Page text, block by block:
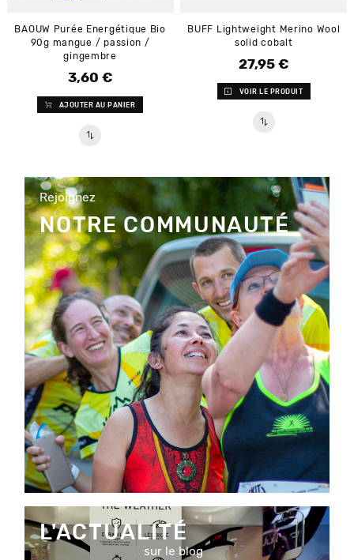
BAOUW Purée Energétique Bio
90g mangue / passion /
gingembre
Prix
3,60 €
AJOUTER AU PANIER
BUFF Lightweight Merino Wool
solid cobalt
Prix
27,95 €
VOIR LE PRODUIT
Rejoignez
NOTRE COMMUNAUTÉ
L'ACTUALITÉ
sur le blog